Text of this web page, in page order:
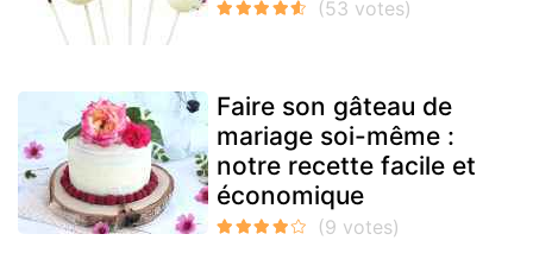
Faire son gâteau de
mariage soi-même :
notre recette facile et
économique